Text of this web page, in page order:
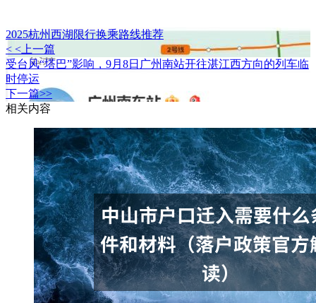
2025杭州西湖限行换乘路线推荐
< <上一篇
受台风“塔巴”影响，9月8日广州南站开往湛江西方向的列车临
时停运
下一篇>>
相关内容